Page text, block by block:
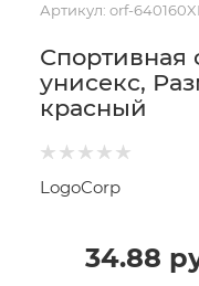
Артикул: orf-640160XL
Спортивная
унисекс,
красный
LogoCorp
34.88